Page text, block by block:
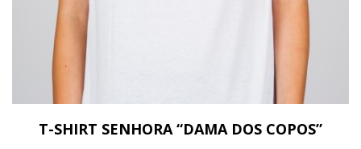
T-SHIRT SENHORA “DAMA DOS COPOS”